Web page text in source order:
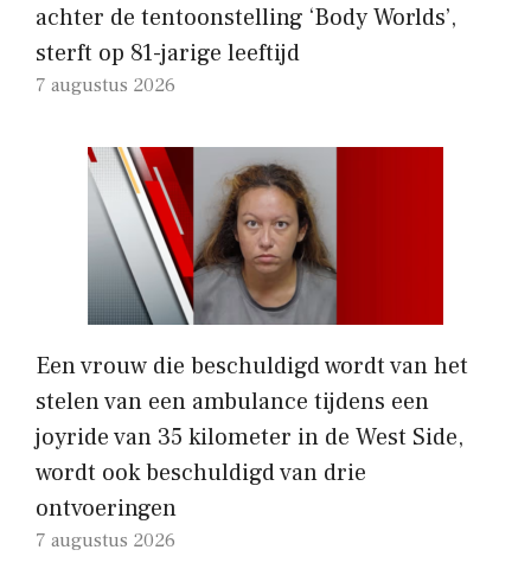
achter de tentoonstelling ‘Body Worlds’,
sterft op 81-jarige leeftijd
7 augustus 2026
Een vrouw die beschuldigd wordt van het
stelen van een ambulance tijdens een
joyride van 35 kilometer in de West Side,
wordt ook beschuldigd van drie
ontvoeringen
7 augustus 2026